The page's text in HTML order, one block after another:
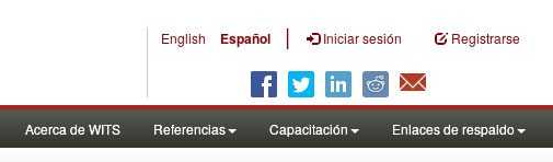
English Español | Iniciar sesión Registrarse
Acerca de WITS Referencias Capacitación Enlaces de respaldo